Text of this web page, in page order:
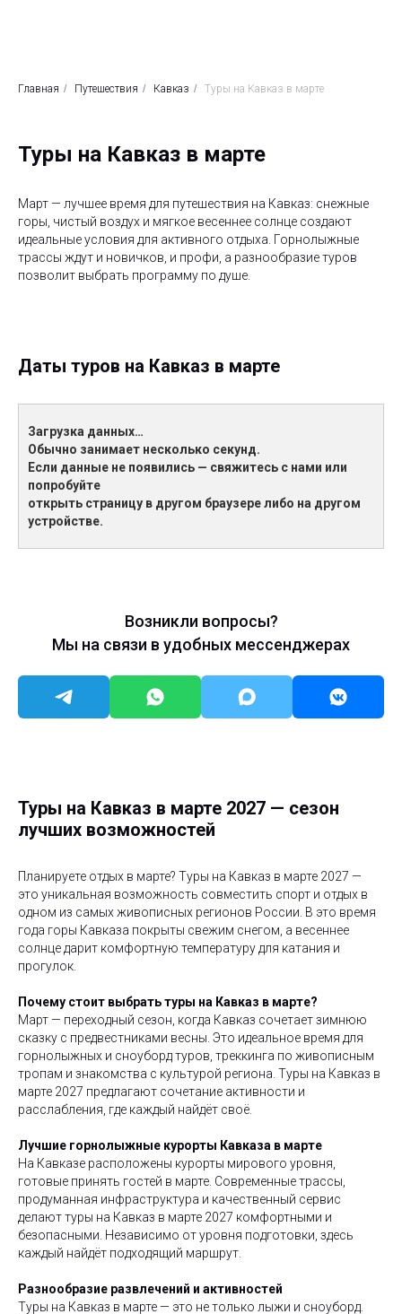
Главная / Путешествия / Кавказ / Туры на Кавказ в марте
Туры на Кавказ в марте
Март — лучшее время для путешествия на Кавказ: снежные
горы, чистый воздух и мягкое весеннее солнце создают
идеальные условия для активного отдыха. Горнолыжные
трассы ждут и новичков, и профи, а разнообразие туров
позволит выбрать программу по душе.
Даты туров на Кавказ в марте
Загрузка данных…
Обычно занимает несколько секунд.
Если данные не появились — свяжитесь с нами или
попробуйте
открыть страницу в другом браузере либо на другом
устройстве.
Возникли вопросы?
Мы на связи в удобных мессенджерах
Туры на Кавказ в марте 2027 — сезон
лучших возможностей
Планируете отдых в марте? Туры на Кавказ в марте 2027 —
это уникальная возможность совместить спорт и отдых в
одном из самых живописных регионов России. В это время
года горы Кавказа покрыты свежим снегом, а весеннее
солнце дарит комфортную температуру для катания и
прогулок.
Почему стоит выбрать туры на Кавказ в марте?
Март — переходный сезон, когда Кавказ сочетает зимнюю
сказку с предвестниками весны. Это идеальное время для
горнолыжных и сноуборд туров, треккинга по живописным
тропам и знакомства с культурой региона. Туры на Кавказ в
марте 2027 предлагают сочетание активности и
расслабления, где каждый найдёт своё.
Лучшие горнолыжные курорты Кавказа в марте
На Кавказе расположены курорты мирового уровня,
готовые принять гостей в марте. Современные трассы,
продуманная инфраструктура и качественный сервис
делают туры на Кавказ в марте 2027 комфортными и
безопасными. Независимо от уровня подготовки, здесь
каждый найдёт подходящий маршрут.
Разнообразие развлечений и активностей
Туры на Кавказ в марте — это не только лыжи и сноуборд.